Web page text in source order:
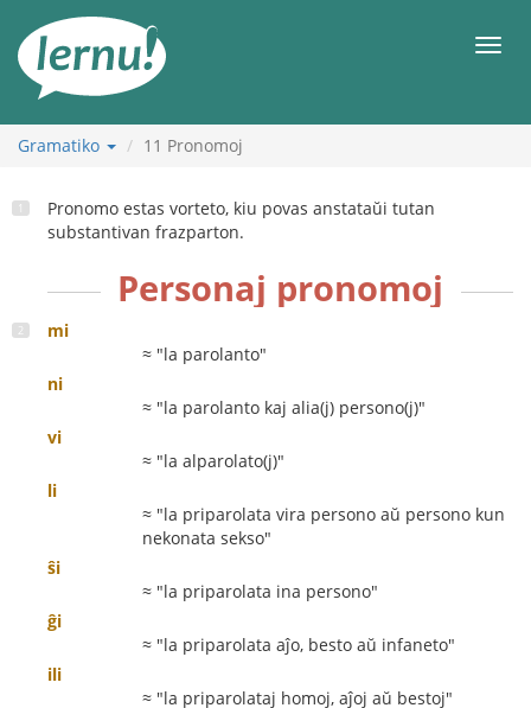
enhavo
Gramatiko 11 Pronomoj
Pronomo estas vorteto, kiu povas anstataŭi tutan
substantivan frazparton.
Personaj pronomoj
mi
≈ "la parolanto"
ni
≈ "la parolanto kaj alia(j) persono(j)"
vi
≈ "la alparolato(j)"
li
≈ "la priparolata vira persono aŭ persono kun
nekonata sekso"
ŝi
≈ "la priparolata ina persono"
ĝi
≈ "la priparolata aĵo, besto aŭ infaneto"
ili
≈ "la priparolataj homoj, aĵoj aŭ bestoj"